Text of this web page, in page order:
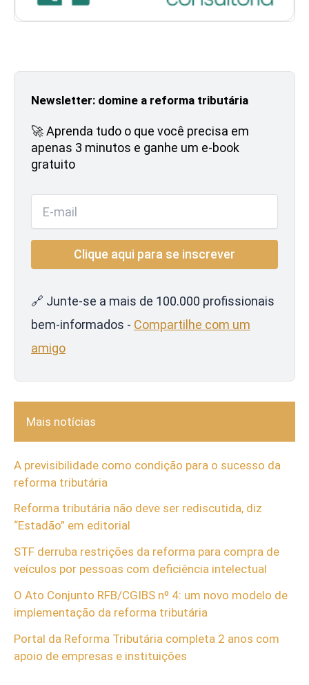
Newsletter: domine a reforma tributária
🚀 Aprenda tudo o que você precisa em
apenas 3 minutos e ganhe um e-book
gratuito
🔗 Junte-se a mais de 100.000 profissionais
bem-informados - Compartilhe com um
amigo
Mais notícias
A previsibilidade como condição para o sucesso da
reforma tributária
Reforma tributária não deve ser rediscutida, diz
“Estadão” em editorial
STF derruba restrições da reforma para compra de
veículos por pessoas com deficiência intelectual
O Ato Conjunto RFB/CGIBS nº 4: um novo modelo de
implementação da reforma tributária
Portal da Reforma Tributária completa 2 anos com
apoio de empresas e instituições